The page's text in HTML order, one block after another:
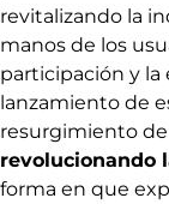
revitalizando la
manos de los
participación y la
lanzamiento de
resurgimiento
revolucionando
forma en que